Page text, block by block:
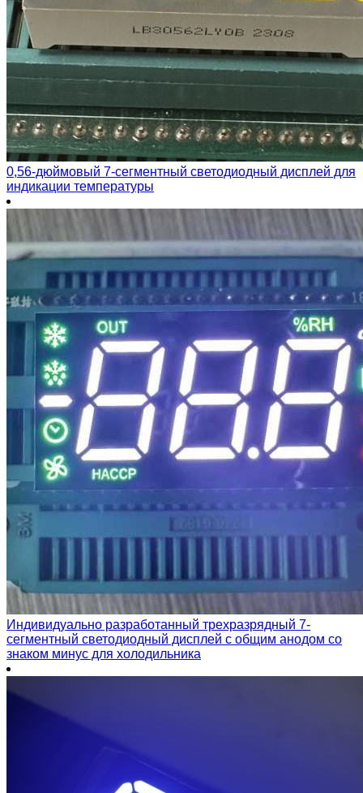
0,56-дюймовый 7-сегментный светодиодный дисплей для
индикации температуры
Индивидуально разработанный трехразрядный 7-
сегментный светодиодный дисплей с общим анодом со
знаком минус для холодильника